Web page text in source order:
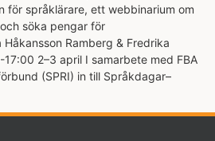
för språklärare, ett webbinarium om
söka pengar för
Ramberg & Fredrika
2–3 april I samarbete med FBA
(SPRI) in till Språkdagar–